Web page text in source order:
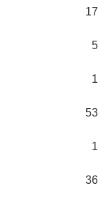
17
5
1
53
1
36